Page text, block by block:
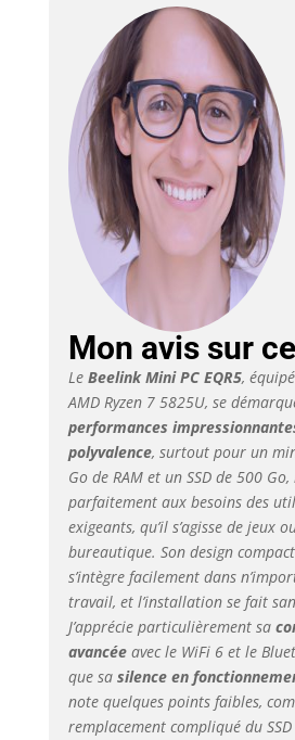
Mon avis sur
Le Beelink Mini PC EQR5,
AMD Ryzen 7 5825U, se
performances
polyvalence, surtout pour un
Go de RAM et un SSD de 500
parfaitement aux besoins des
exigeants, qu’il s’agisse de jeux
bureautique. Son design
s’intègre facilement dans
travail, et l’installation se fait
J’apprécie particulièrement sa
avancéeavec le WiFi 6 et le
que sa silence en
note quelques points faibles,
remplacement compliqué du SSD